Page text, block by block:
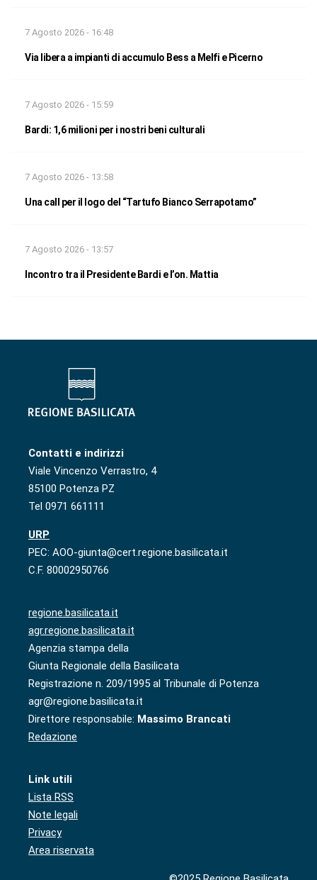
7 Agosto 2026 - 16:48
Via libera a impianti di accumulo Bess a Melfi e Picerno
7 Agosto 2026 - 15:59
Bardi: 1,6 milioni per i nostri beni culturali
7 Agosto 2026 - 13:58
Una call per il logo del “Tartufo Bianco Serrapotamo”
7 Agosto 2026 - 13:57
Incontro tra il Presidente Bardi e l’on. Mattia
Contatti e indirizzi
Viale Vincenzo Verrastro, 4
85100 Potenza PZ
Tel 0971 661111
URP
PEC: AOO-giunta@cert.regione.basilicata.it
C.F. 80002950766
regione.basilicata.it
agr.regione.basilicata.it
Agenzia stampa della
Giunta Regionale della Basilicata
Registrazione n. 209/1995 al Tribunale di Potenza
agr@regione.basilicata.it
Direttore responsabile: Massimo Brancati
Redazione
Link utili
Lista RSS
Note legali
Privacy
Area riservata